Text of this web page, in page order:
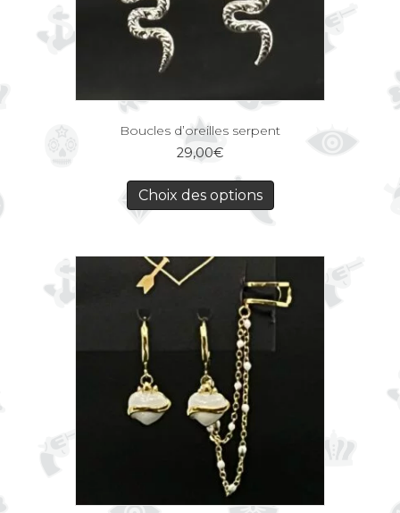
Boucles d’oreilles serpent
29,00€
Choix des options